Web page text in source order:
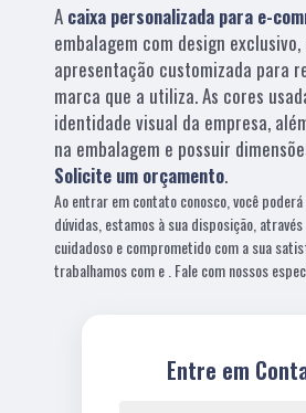
A caixa personalizada para e-
embalagem com design
apresentação customizada para
marca que a utiliza. As cores
identidade visual da empresa,
na embalagem e possuir
Solicite um orçamento.
Ao entrar em contato conosco, você
dúvidas, estamos à sua disposição,
cuidadoso e comprometido com a sua
trabalhamos com e . Fale com nossos
Entre em